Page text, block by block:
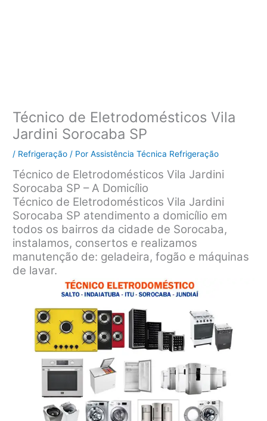
Técnico de Eletrodomésticos Vila
Jardini Sorocaba SP
/ Refrigeração / PorAssistência Técnica Refrigeração
Técnico de Eletrodomésticos Vila Jardini
Sorocaba SP – A Domicílio
Técnico de Eletrodomésticos Vila Jardini
Sorocaba SP atendimento a domicílio em
todos os bairros da cidade de Sorocaba,
instalamos, consertos e realizamos
manutenção de: geladeira, fogão e máquinas
de lavar.